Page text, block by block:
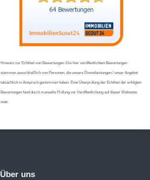
Hinweis zur Echtheit von Bewertungen: Die hier veröffentlichten Bewertungen
stammen ausschließlich von Personen, die unsere Dienstleistungen / unser Angebot
tatsächlich in Anspruch genommen haben. Eine Überprüfung der Echtheit der erfolgten
Bewertungen fand durch manuelle Prüfung vor Veröffentlichung auf dieser Webseite
statt.
Über uns